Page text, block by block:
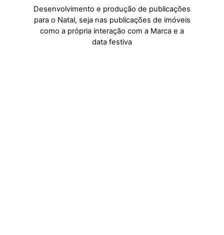
Desenvolvimento e produção de publicações
para o Natal, seja nas publicações de imóveis
como a própria interação com a Marca e a
data festiva